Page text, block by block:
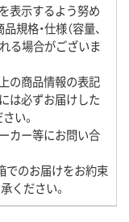
表示するよう努め
規格・仕様（容量、
る場合がございま
の商品情報の表記
は必ずお届けした
い。
カー等にお問い合
でのお届けをお約束
ください。